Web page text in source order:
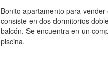
Bonito apartamento para
consiste en dos dormitorios
balcón. Se encuentra en un
piscina.